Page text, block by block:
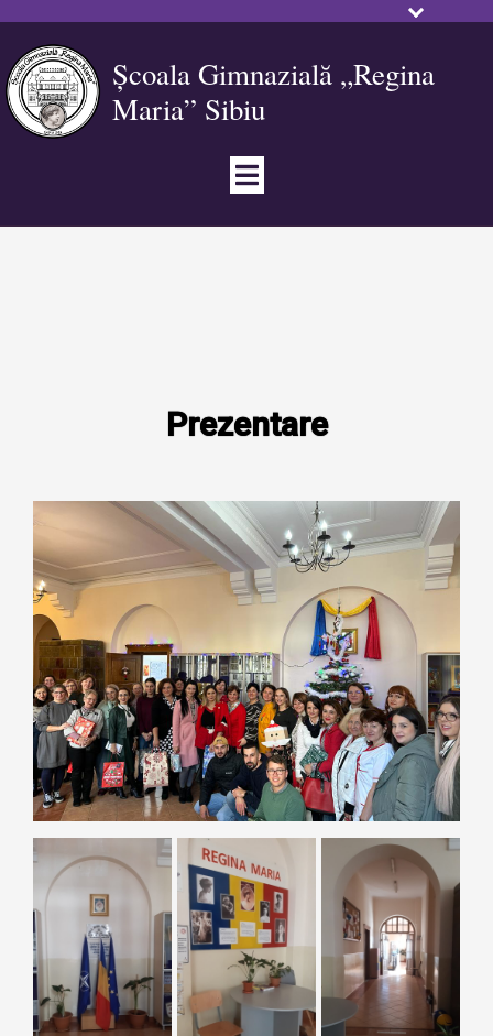
Școala Gimnazială „Regina
Maria” Sibiu
Prezentare